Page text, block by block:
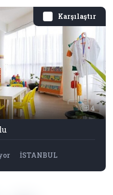
Karşılaştır
4
İSTANBUL